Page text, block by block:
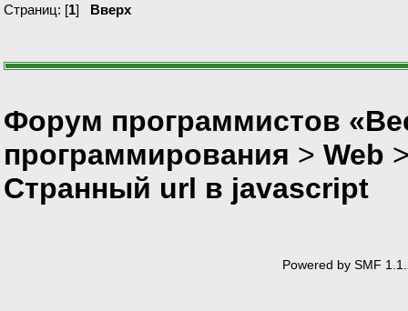
Страниц: [1] Вверх
Форум программистов
программирования > Web
Странный url в javascript
Powered by SMF